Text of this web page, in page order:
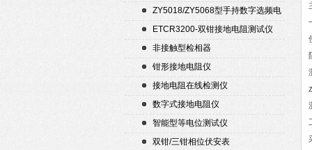
器自动测试仪
ZY5018/ZY5068型手持数字选频电
平表/电平振荡器
ETCR3200-双钳接地电阻测试仪
非接触型检相器
钳形接地电阻仪
接地电阻在线检测仪
数字式接地电阻仪
智能型等电位测试仪
双钳/三钳相位伏安表